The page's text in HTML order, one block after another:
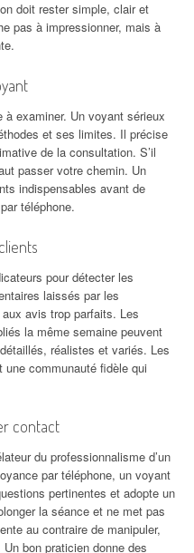
doit rester simple, clair et
pas à impressionner, mais à
examiner. Un voyant sérieux
et ses limites. Il précise
de la consultation. S’il
passer votre chemin. Un
indispensables avant de
téléphone.
pour détecter les
laissés par les
avis trop parfaits. Les
la même semaine peuvent
réalistes et variés. Les
communauté fidèle qui
contact
du professionnalisme d’un
par téléphone, un voyant
pertinentes et adopte un
la séance et ne met pas
au contraire de manipuler,
bon praticien donne des